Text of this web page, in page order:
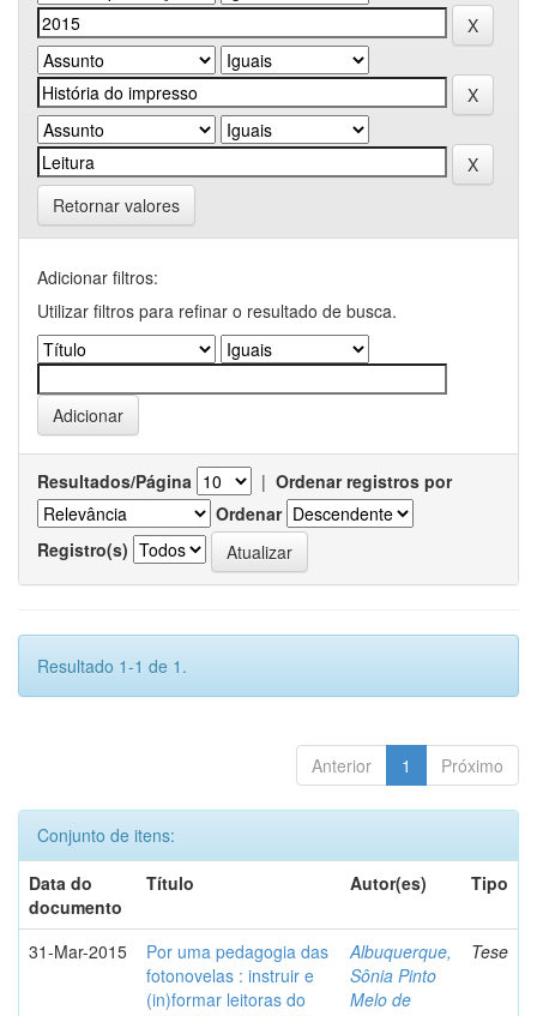
Retornar valores
Adicionar filtros:
Utilizar filtros para refinar o resultado de busca.
Resultados/Página | Ordenar registros por
Ordenar
Registro(s)
Resultado 1-1 de 1.
Anterior 1 Próximo
Conjunto de itens:
Data do
documento
Título Autor(es) Tipo
31-Mar-2015
Por uma pedagogia das
fotonovelas : instruir e
(in)formar leitoras do
Albuquerque,
Sônia Pinto
Melo de
Tese